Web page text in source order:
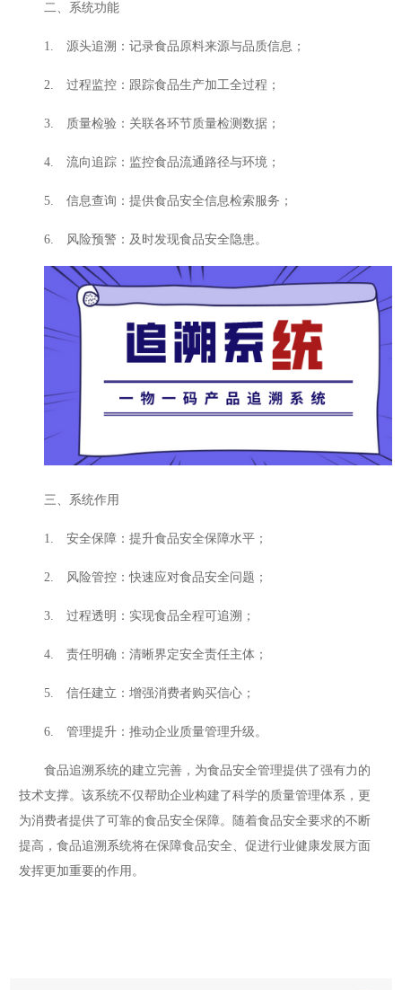
二、系统功能
1. 源头追溯：记录食品原料来源与品质信息；
2. 过程监控：跟踪食品生产加工全过程；
3. 质量检验：关联各环节质量检测数据；
4. 流向追踪：监控食品流通路径与环境；
5. 信息查询：提供食品安全信息检索服务；
6. 风险预警：及时发现食品安全隐患。
三、系统作用
1. 安全保障：提升食品安全保障水平；
2. 风险管控：快速应对食品安全问题；
3. 过程透明：实现食品全程可追溯；
4. 责任明确：清晰界定安全责任主体；
5. 信任建立：增强消费者购买信心；
6. 管理提升：推动企业质量管理升级。
食品追溯系统的建立完善，为食品安全管理提供了强有力的
技术支撑。该系统不仅帮助企业构建了科学的质量管理体系，更
为消费者提供了可靠的食品安全保障。随着食品安全要求的不断
提高，食品追溯系统将在保障食品安全、促进行业健康发展方面
发挥更加重要的作用。